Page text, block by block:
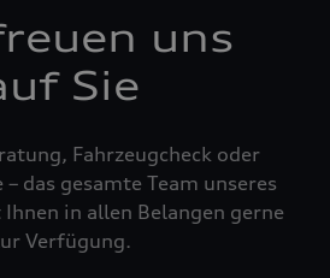
uns
Sie
Fahrzeugcheck oder
das gesamte Team unseres
in allen Belangen gerne
Verfügung.